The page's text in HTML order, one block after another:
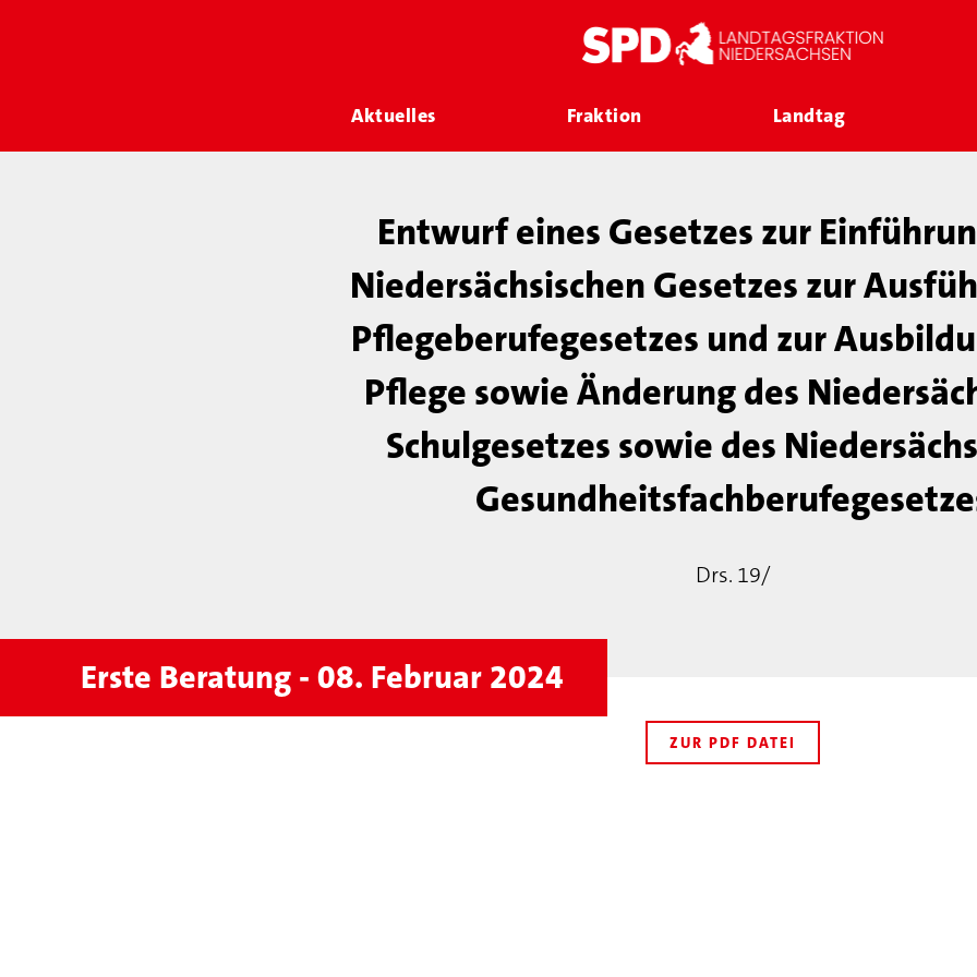
Aktuelles Fraktion Landtag
Entwurf eines Gesetzes zur
Niedersächsischen Gesetzes zur
Pflegeberufegesetzes und zur
Pflege sowie Änderung des
Schulgesetzes sowie des
Drs. 19/
Erste Beratung - 08. Februar 2024
ZUR PDF DATEI